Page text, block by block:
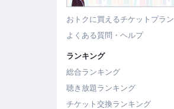
おトクに買えるチケットプラン
よくある質問・ヘルプ
ランキング
総合ランキング
聴き放題ランキング
チケット交換ランキング